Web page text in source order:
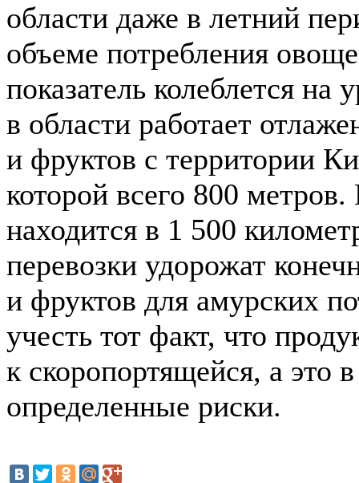
области даже в летний
объеме потребления
показатель колеблется
в области работает
и фруктов с территории
которой всего 800
находится в 1 500
перевозки удорожат
и фруктов для амурских
учесть тот факт, что
к скоропортящейся, а это
определенные риски.